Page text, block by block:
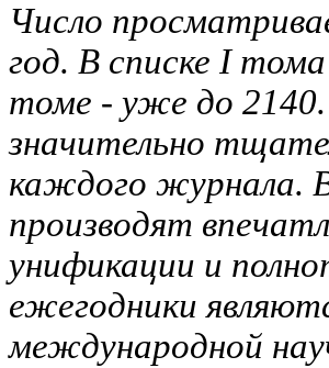
Число
год. В списке I
томе - уже до
значительно
каждого журнала.
производят
унификации и
ежегодники
международной